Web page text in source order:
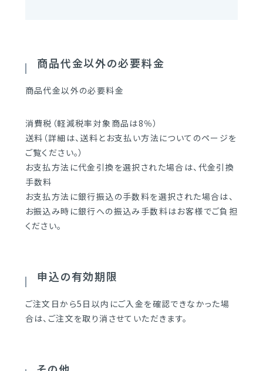
商品代金以外の必要料金
商品代金以外の必要料金
消費税（軽減税率対象商品は8％）
送料（詳細は、送料とお支払い方法についてのページを
ご覧ください。）
お支払方法に代金引換を選択された場合は、代金引換
手数料
お支払方法に銀行振込の手数料を選択された場合は、
お振込み時に銀行への振込み手数料はお客様でご負担
ください。
申込の有効期限
ご注文日から5日以内にご入金を確認できなかった場
合は、ご注文を取り消させていただきます。